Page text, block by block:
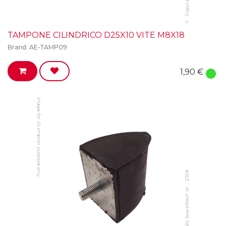
TAMPONE CILINDRICO D25X10 VITE M8X18
Brand: AE-TAMP09
1,90 €